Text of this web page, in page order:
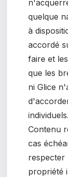
quelque
à
accordé
faire et
que les
ni Glice
Contenu
cas
respecter
propriété